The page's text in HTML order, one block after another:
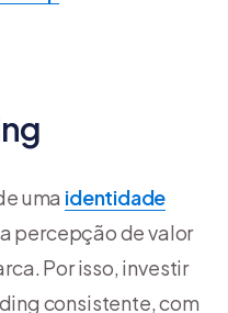
uma identidade
percepção de valor
Por isso, investir
consistente, com